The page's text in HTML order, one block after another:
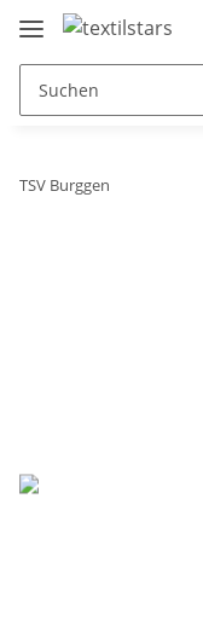
TSV Burggen